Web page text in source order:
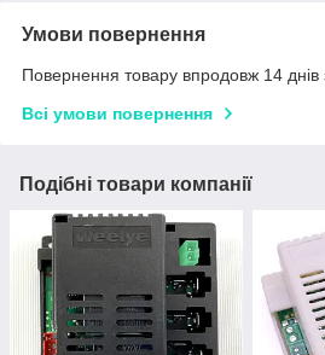
Умови повернення
Повернення товару впродовж 14 днів
Всі умови повернення
Подібні товари компанії